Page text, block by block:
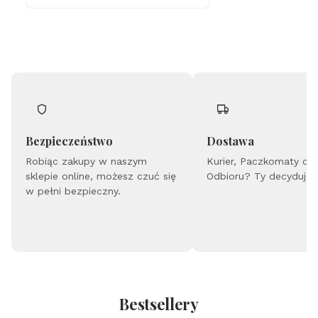
ry
-
a
w
er
-
24
k
Bezpieczeństwo
Robiąc zakupy w naszym
sklepie online, możesz czuć się
w pełni bezpieczny.
Dostawa
Kurier, Paczkomaty
Odbioru? Ty
Bestsellery